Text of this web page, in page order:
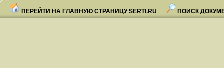
ПЕРЕЙТИ НА ГЛАВНУЮ СТРАНИЦУ SERTI.RU ПОИСК